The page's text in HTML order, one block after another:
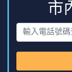
市